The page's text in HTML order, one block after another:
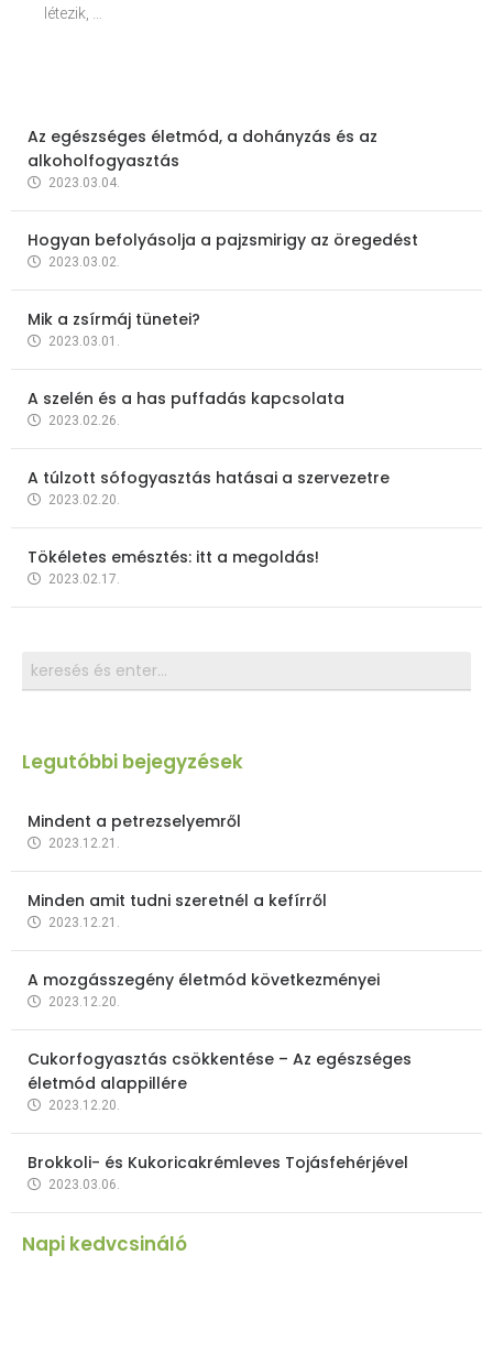
létezik, …
Az egészséges életmód, a dohányzás és az
alkoholfogyasztás
2023.03.04.
Hogyan befolyásolja a pajzsmirigy az öregedést
2023.03.02.
Mik a zsírmáj tünetei?
2023.03.01.
A szelén és a has puffadás kapcsolata
2023.02.26.
A túlzott sófogyasztás hatásai a szervezetre
2023.02.20.
Tökéletes emésztés: itt a megoldás!
2023.02.17.
Legutóbbi bejegyzések
Mindent a petrezselyemről
2023.12.21.
Minden amit tudni szeretnél a kefírről
2023.12.21.
A mozgásszegény életmód következményei
2023.12.20.
Cukorfogyasztás csökkentése – Az egészséges
életmód alappillére
2023.12.20.
Brokkoli- és Kukoricakrémleves Tojásfehérjével
2023.03.06.
Napi kedvcsináló